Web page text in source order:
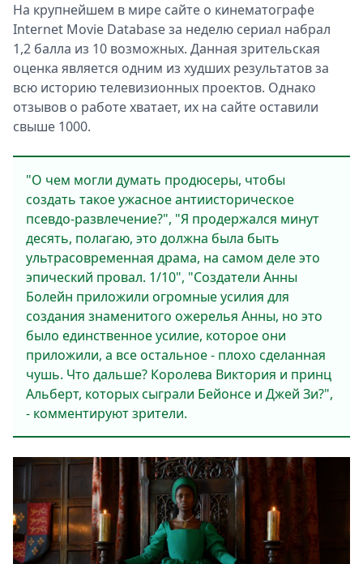
На крупнейшем в мире сайте о кинематографе
Internet Movie Database за неделю сериал набрал
1,2 балла из 10 возможных. Данная зрительская
оценка является одним из худших результатов за
всю историю телевизионных проектов. Однако
отзывов о работе хватает, их на сайте оставили
свыше 1000.
"О чем могли думать продюсеры, чтобы
создать такое ужасное антиисторическое
псевдо-развлечение?", "Я продержался минут
десять, полагаю, это должна была быть
ультрасовременная драма, на самом деле это
эпический провал. 1/10", "Создатели Анны
Болейн приложили огромные усилия для
создания знаменитого ожерелья Анны, но это
было единственное усилие, которое они
приложили, а все остальное - плохо сделанная
чушь. Что дальше? Королева Виктория и принц
Альберт, которых сыграли Бейонсе и Джей Зи?",
- комментируют зрители.